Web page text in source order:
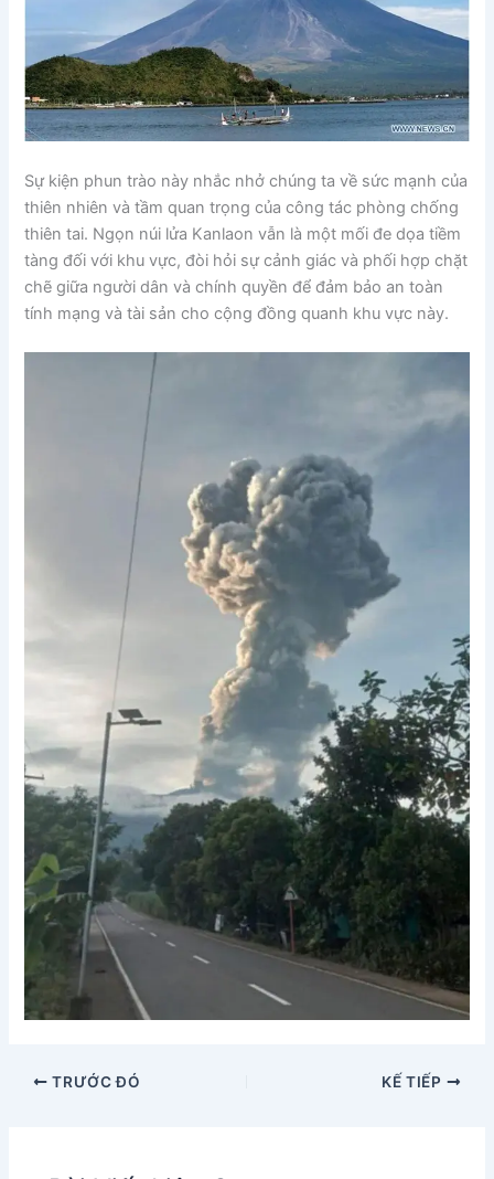
Sự kiện phun trào này nhắc nhở chúng ta về sức mạnh của
thiên nhiên và tầm quan trọng của công tác phòng chống
thiên tai. Ngọn núi lửa Kanlaon vẫn là một mối đe dọa tiềm
tàng đối với khu vực, đòi hỏi sự cảnh giác và phối hợp chặt
chẽ giữa người dân và chính quyền để đảm bảo an toàn
tính mạng và tài sản cho cộng đồng quanh khu vực này.
TRƯỚC ĐÓ KẾ TIẾP